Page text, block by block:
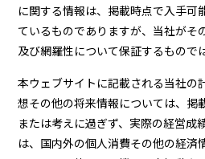
に関する情報は、掲載時点で入手可
ているものでありますが、当社がそ
及び網羅性について保証するもので
本ウェブサイトに記載される当社の
想その他の将来情報については、掲
または考えに過ぎず、実際の経営成
は、国内外の個人消費その他の経済